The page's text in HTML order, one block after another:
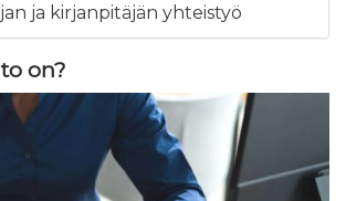
ja kirjanpitäjän yhteistyö
on?